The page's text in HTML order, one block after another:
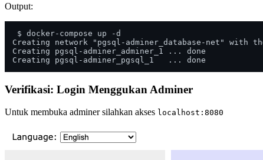
Output:
$ docker-compose up -d
Creating network "pgsql-adminer_database-net" with
Creating pgsql-adminer_adminer_1 ... done
Verifikasi: Login Menggukan Adminer
Untuk membuka adminer silahkan akses localhost:8080